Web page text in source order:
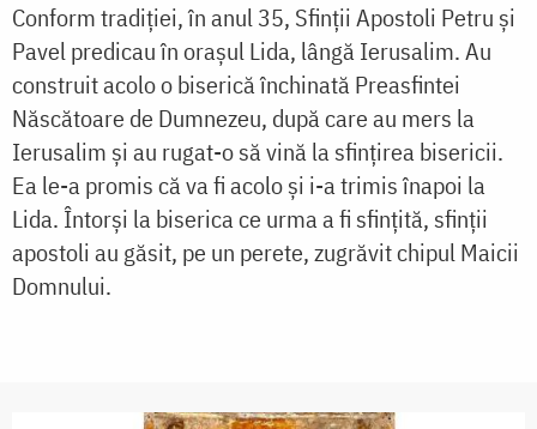
Conform tradiției, în anul 35, Sfinții Apostoli Petru și
Pavel predicau în orașul Lida, lângă Ierusalim. Au
construit acolo o biserică închinată Preasfintei
Născătoare de Dumnezeu, după care au mers la
Ierusalim și au rugat-o să vină la sfințirea bisericii.
Ea le-a promis că va fi acolo şi i-a trimis înapoi la
Lida. Întorşi la biserica ce urma a fi sfinţită, sfinţii
apostoli au găsit, pe un perete, zugrăvit chipul Maicii
Domnului.